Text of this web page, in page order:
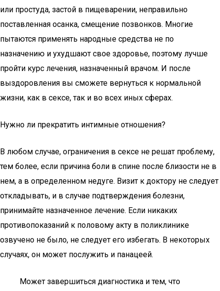
или простуда, застой в пищеварении, неправильно
поставленная осанка, смещение позвонков. Многие
пытаются применять народные средства не по
назначению и ухудшают свое здоровье, поэтому лучше
пройти курс лечения, назначенный врачом. И после
выздоровления вы сможете вернуться к нормальной
жизни, как в сексе, так и во всех иных сферах.
Нужно ли прекратить интимные отношения?
В любом случае, ограничения в сексе не решат проблему,
тем более, если причина боли в спине после близости не в
нем, а в определенном недуге. Визит к доктору не следует
откладывать, и в случае подтверждения болезни,
принимайте назначенное лечение. Если никаких
противопоказаний к половому акту в поликлинике
озвучено не было, не следует его избегать. В некоторых
случаях, он может послужить и панацеей.
Может завершиться диагностика и тем, что